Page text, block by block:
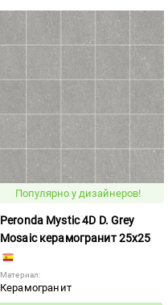
Популярно у дизайнеров!
Peronda Mystic 4D D. Grey
Mosaic керамогранит 25x25
Материал:
Керамогранит